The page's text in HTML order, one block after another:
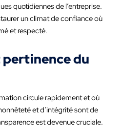
quotidiennes de l’entreprise.
un climat de confiance où
et respecté.
du
circule rapidement et où
et d’intégrité sont de
est devenue cruciale.